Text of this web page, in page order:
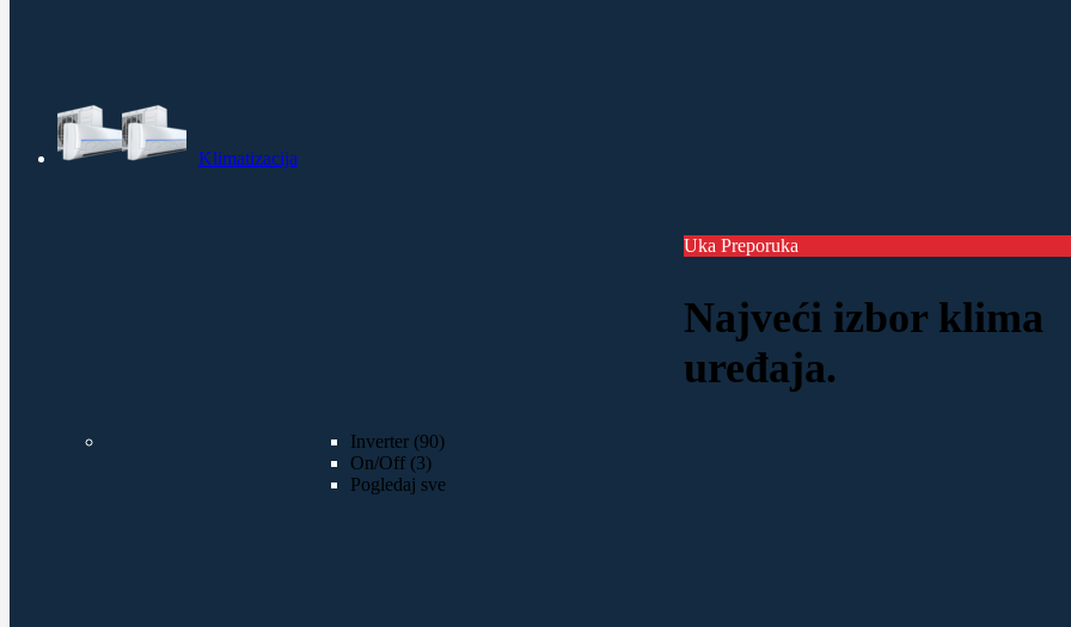
Klimatizacija
Inverter (90)
On/Off (3)
Pogledaj sve
Uka Preporuka
Najveći izbor klima
uređaja.